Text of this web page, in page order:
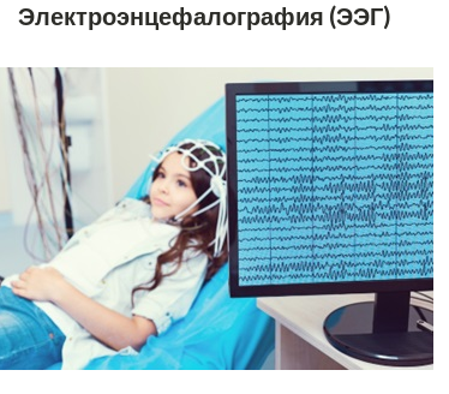
Электроэнцефалография (ЭЭГ)